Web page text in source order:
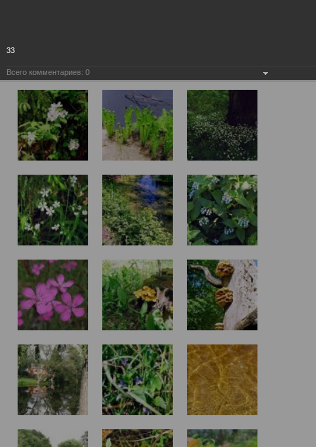
33
Всего комментариев: 0